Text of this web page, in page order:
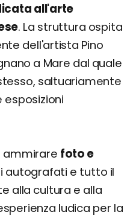
all'arte
. La struttura ospita
dell'artista Pino
a Mare dal quale
saltuariamente
ammirare foto e
autografati e tutto il
alla cultura e alla
ludica per la